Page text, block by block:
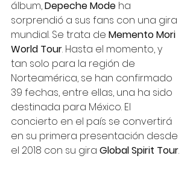
álbum, Depeche Mode ha
sorprendió a sus fans con una gira
mundial. Se trata de Memento Mori
World Tour. Hasta el momento, y
tan solo para la región de
Norteamérica, se han confirmado
39 fechas, entre ellas, una ha sido
destinada para México. El
concierto en el país se convertirá
en su primera presentación desde
el 2018 con su gira Global Spirit Tour.